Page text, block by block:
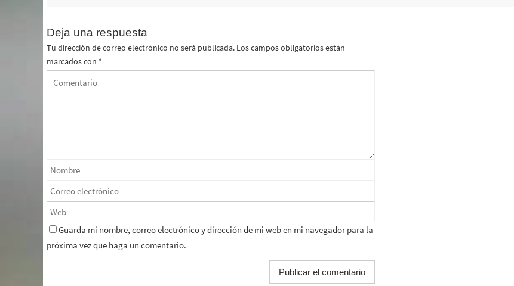
Deja una respuesta
Tu dirección de correo electrónico no será publicada. Los campos obligatorios están
marcados con *
Guarda mi nombre, correo electrónico y dirección de mi web en mi navegador para la
próxima vez que haga un comentario.